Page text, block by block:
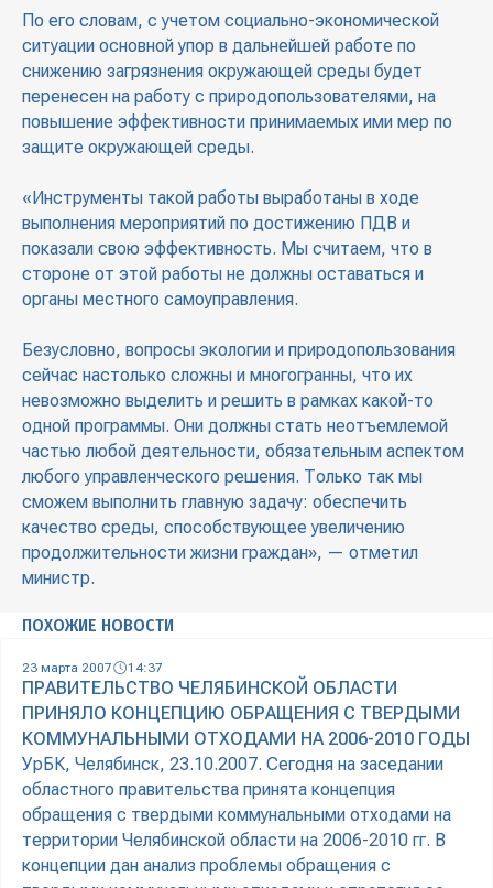
По его словам, с учетом социально-экономической
ситуации основной упор в дальнейшей работе по
снижению загрязнения окружающей среды будет
перенесен на работу с природопользователями, на
повышение эффективности принимаемых ими мер по
защите окружающей среды.
«Инструменты такой работы выработаны в ходе
выполнения мероприятий по достижению ПДВ и
показали свою эффективность. Мы считаем, что в
стороне от этой работы не должны оставаться и
органы местного самоуправления.
Безусловно, вопросы экологии и природопользования
сейчас настолько сложны и многогранны, что их
невозможно выделить и решить в рамках какой-то
одной программы. Они должны стать неотъемлемой
частью любой деятельности, обязательным аспектом
любого управленческого решения. Только так мы
сможем выполнить главную задачу: обеспечить
качество среды, способствующее увеличению
продолжительности жизни граждан», — отметил
министр.
ПОХОЖИЕ НОВОСТИ
23 марта 2007 14:37
ПРАВИТЕЛЬСТВО ЧЕЛЯБИНСКОЙ ОБЛАСТИ
ПРИНЯЛО КОНЦЕПЦИЮ ОБРАЩЕНИЯ С ТВЕРДЫМИ
КОММУНАЛЬНЫМИ ОТХОДАМИ НА 2006-2010 ГОДЫ
УрБК, Челябинск, 23.10.2007. Сегодня на заседании
областного правительства принята концепция
обращения с твердыми коммунальными отходами на
территории Челябинской области на 2006-2010 гг. В
концепции дан анализ проблемы обращения с